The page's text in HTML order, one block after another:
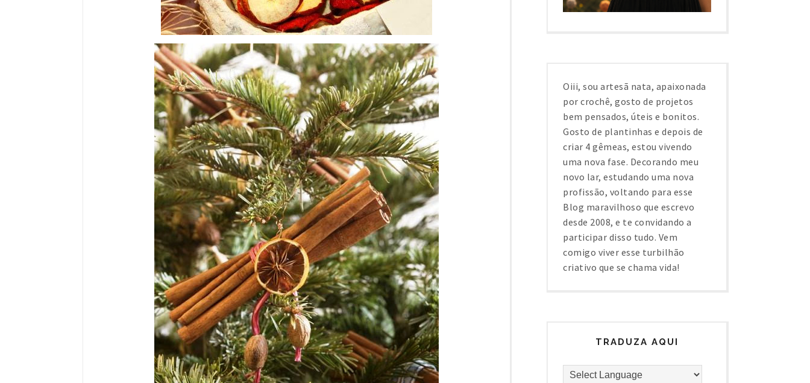
Oiii, sou artesã nata, apaixonada
por crochê, gosto de projetos
bem pensados, úteis e bonitos.
Gosto de plantinhas e depois de
criar 4 gêmeas, estou vivendo
uma nova fase. Decorando meu
novo lar, estudando uma nova
profissão, voltando para esse
Blog maravilhoso que escrevo
desde 2008, e te convidando a
participar disso tudo. Vem
comigo viver esse turbilhão
criativo que se chama vida!
TRADUZA AQUI